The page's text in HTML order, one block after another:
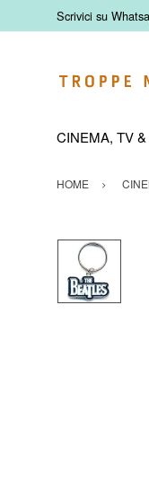
Scrivici su
CINEMA, TV
HOME